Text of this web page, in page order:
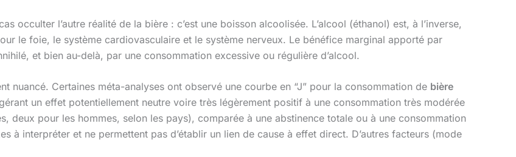
occulter l’autre réalité de la bière : c’est une boisson alcoolisée. L’alcool (éthanol) est, à l’inverse,
le foie, le système cardiovasculaire et le système nerveux. Le bénéfice marginal apporté par
et bien au-delà, par une consommation excessive ou régulière d’alcool.
nuancé. Certaines méta-analyses ont observé une courbe en “J” pour la consommation de bière
un effet potentiellement neutre voire très légèrement positif à une consommation très modérée
deux pour les hommes, selon les pays), comparée à une abstinence totale ou à une consommation
à interpréter et ne permettent pas d’établir un lien de cause à effet direct. D’autres facteurs (mode